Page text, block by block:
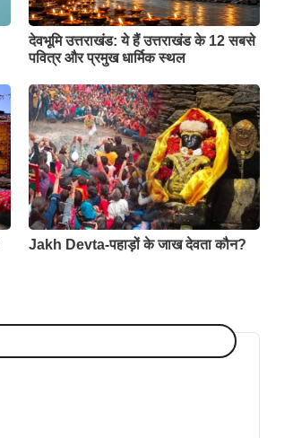
देवभूमि उत्तराखंड: ये हैं उत्तराखंड के 12 सबसे
पवित्र और प्रमुख धार्मिक स्थल
Jakh Devta-पहाड़ों के जाख देवता कौन?